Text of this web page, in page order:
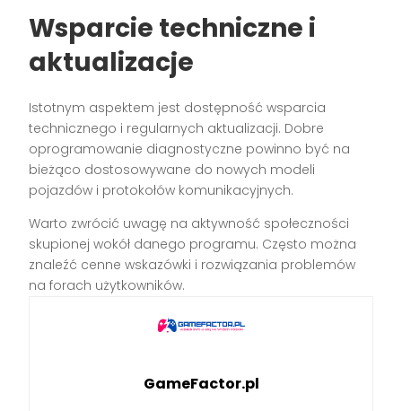
Wsparcie techniczne i
aktualizacje
Istotnym aspektem jest dostępność wsparcia
technicznego i regularnych aktualizacji. Dobre
oprogramowanie diagnostyczne powinno być na
bieżąco dostosowywane do nowych modeli
pojazdów i protokołów komunikacyjnych.
Warto zwrócić uwagę na aktywność społeczności
skupionej wokół danego programu. Często można
znaleźć cenne wskazówki i rozwiązania problemów
na forach użytkowników.
GameFactor.pl